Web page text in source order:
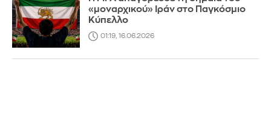
«μοναρχικού» Ιράν στο Παγκόσμιο
Κύπελλο
01:19, 16.06.2026